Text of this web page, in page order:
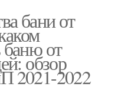
бани от
баню от
обзор
2021-2022